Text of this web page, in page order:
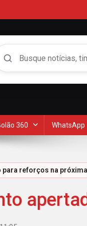
no Mengão 360
360 WhatsApp
reforços na